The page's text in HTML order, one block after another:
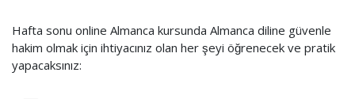
Hafta sonu online Almanca kursunda Almanca diline güvenle
hakim olmak için ihtiyacınız olan her şeyi öğrenecek ve pratik
yapacaksınız: